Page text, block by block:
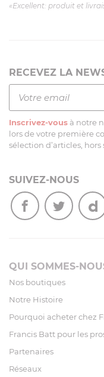
«Excellent: produit et
RECEVEZ LA
Inscrivez-vous à notre
lors de votre première
sélection d’articles,
SUIVEZ-NOUS
QUI SOMMES-
Nos boutiques
Notre Histoire
Pourquoi acheter chez
Francis Batt pour les
Partenaires
Réseaux